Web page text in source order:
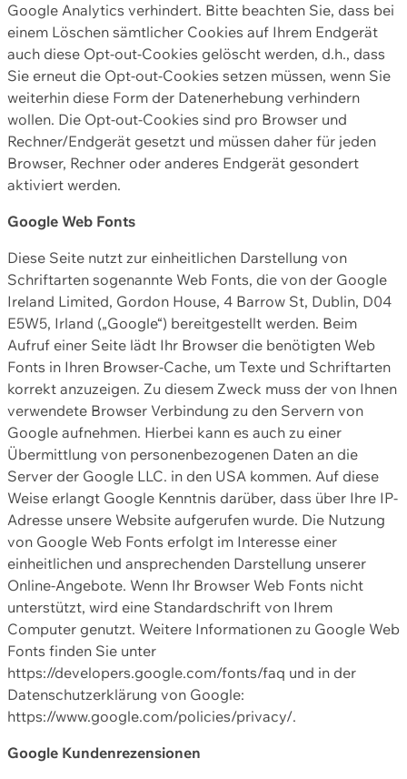
Google Analytics verhindert. Bitte beachten Sie, dass bei
einem Löschen sämtlicher Cookies auf Ihrem Endgerät
auch diese Opt-out-Cookies gelöscht werden, d.h., dass
Sie erneut die Opt-out-Cookies setzen müssen, wenn Sie
weiterhin diese Form der Datenerhebung verhindern
wollen. Die Opt-out-Cookies sind pro Browser und
Rechner/Endgerät gesetzt und müssen daher für jeden
Browser, Rechner oder anderes Endgerät gesondert
aktiviert werden.
Google Web Fonts
Diese Seite nutzt zur einheitlichen Darstellung von
Schriftarten sogenannte Web Fonts, die von der Google
Ireland Limited, Gordon House, 4 Barrow St, Dublin, D04
E5W5, Irland („Google“) bereitgestellt werden. Beim
Aufruf einer Seite lädt Ihr Browser die benötigten Web
Fonts in Ihren Browser-Cache, um Texte und Schriftarten
korrekt anzuzeigen. Zu diesem Zweck muss der von Ihnen
verwendete Browser Verbindung zu den Servern von
Google aufnehmen. Hierbei kann es auch zu einer
Übermittlung von personenbezogenen Daten an die
Server der Google LLC. in den USA kommen. Auf diese
Weise erlangt Google Kenntnis darüber, dass über Ihre IP-
Adresse unsere Website aufgerufen wurde. Die Nutzung
von Google Web Fonts erfolgt im Interesse einer
einheitlichen und ansprechenden Darstellung unserer
Online-Angebote. Wenn Ihr Browser Web Fonts nicht
unterstützt, wird eine Standardschrift von Ihrem
Computer genutzt. Weitere Informationen zu Google Web
Fonts finden Sie unter
https://developers.google.com/fonts/faq und in der
Datenschutzerklärung von Google:
https://www.google.com/policies/privacy/.
Google Kundenrezensionen